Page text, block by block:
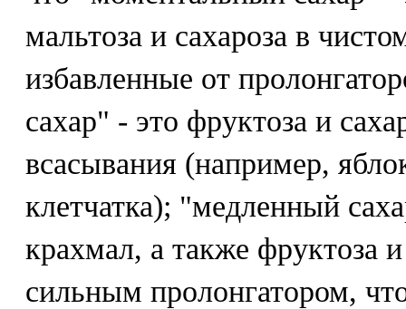
мальтоза и сахароза в
избавленные от
сахар" - это фруктоза и
всасывания (например,
клетчатка); "медленный
крахмал, а также фруктоза и
сильным пролонгатором,